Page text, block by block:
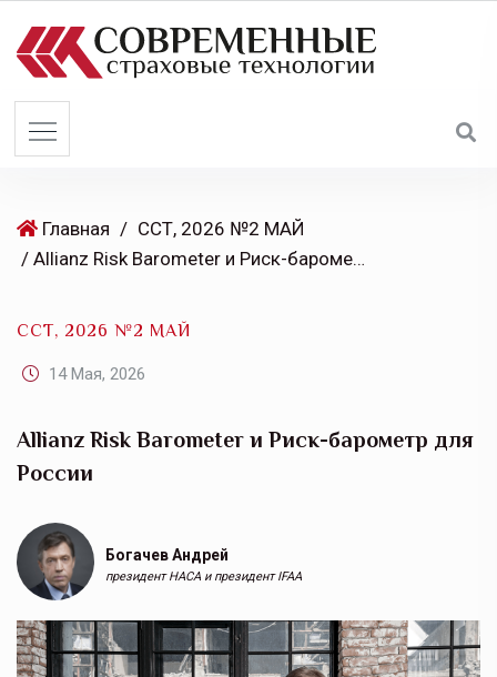
Главная / ССТ, 2026 №2 МАЙ
/ Allianz Risk Barometer и Риск-барометр для России
ССТ, 2026 №2 МАЙ
14 Мая, 2026
Allianz Risk Barometer и Риск-барометр для
России
Богачев Андрей
президент НАСА и президент IFAA